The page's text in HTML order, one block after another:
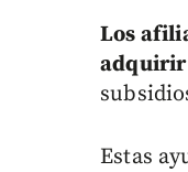
Los
Estas